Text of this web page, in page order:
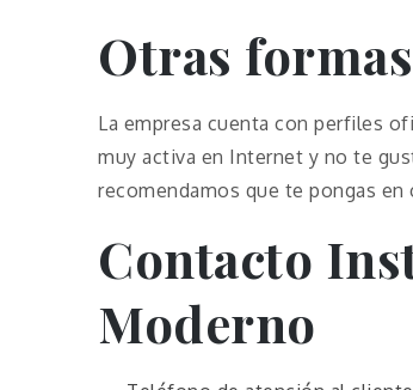
Otras
La empresa cuenta con perfiles
muy activa en Internet y no te
recomendamos que te pongas
Contacto
Moderno